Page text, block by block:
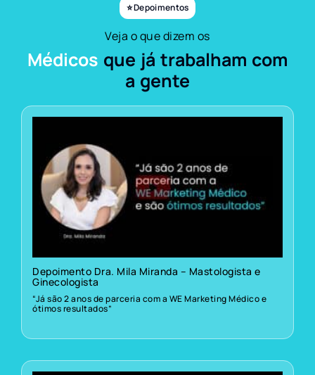
⭐ Depoimentos
Veja o que dizem os
Médicos que já trabalham com
a gente
Depoimento Dra. Mila Miranda – Mastologista e
Ginecologista
“Já são 2 anos de parceria com a WE Marketing Médico e
ótimos resultados”